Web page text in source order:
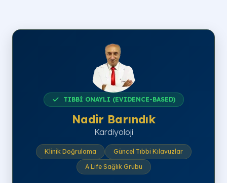
TIBBİ ONAYLI (EVIDENCE-BASED)
Nadir Barındık
Kardiyoloji
Klinik Doğrulama
Güncel Tıbbi Kılavuzlar
A Life Sağlık Grubu